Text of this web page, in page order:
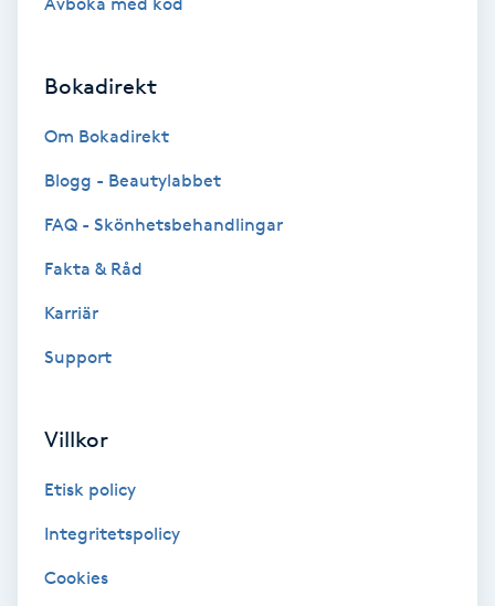
Hälsprickor
Idrottsmassage
IPL hårborttagning
Japansk massage
Kemisk peeling
Avboka med kod
Bokadirekt
Om Bokadirekt
Blogg - Beautylabbet
FAQ - Skönhetsbehandlingar
Fakta & Råd
Karriär
Support
Villkor
Etisk policy
Integritetspolicy
Cookies